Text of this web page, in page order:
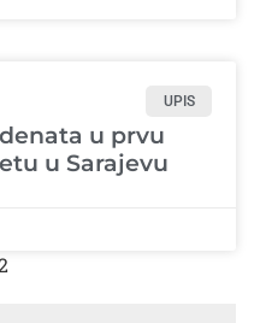
UPIS
u prvu
u Sarajevu